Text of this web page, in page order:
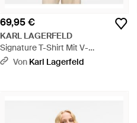
69,95 €
KARL LAGERFELD
Signature T-Shirt Mit V-
Ausschnitt, Damen, Größe -
Von Karl Lagerfeld